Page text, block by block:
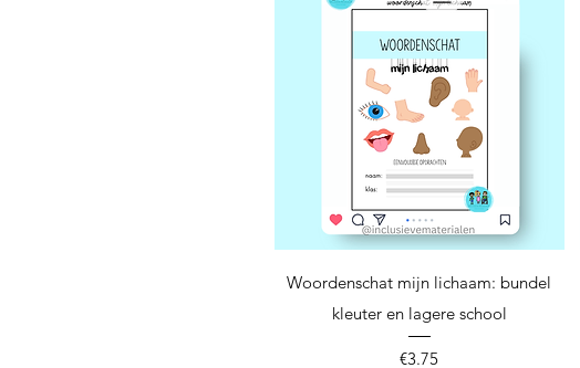
Snel overzicht
Woordenschat mijn lichaam: bundel
kleuter en lagere school
Prijs
€3.75